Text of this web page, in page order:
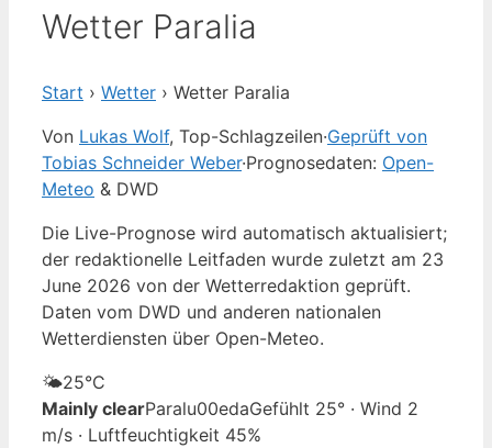
Wetter Paralia
Start › Wetter › Wetter Paralia
Von Lukas Wolf, Top-Schlagzeilen·Geprüft von
Tobias Schneider Weber·Prognosedaten: Open-
Meteo & DWD
Die Live-Prognose wird automatisch aktualisiert;
der redaktionelle Leitfaden wurde zuletzt am 23
June 2026 von der Wetterredaktion geprüft.
Daten vom DWD und anderen nationalen
Wetterdiensten über Open-Meteo.
🌤️25°C
Mainly clearParalu00edaGefühlt 25° · Wind 2
m/s · Luftfeuchtigkeit 45%